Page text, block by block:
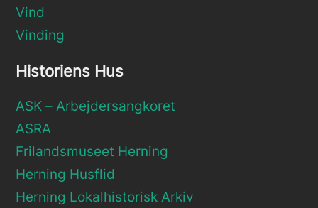
Vind
Vinding
Historiens Hus
ASK – Arbejdersangkoret
ASRA
Frilandsmuseet Herning
Herning Husflid
Herning Lokalhistorisk Arkiv